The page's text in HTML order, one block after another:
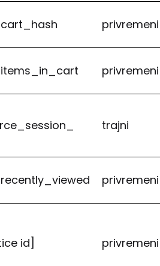
privremeni
privremeni
trajni
privremeni
id] privremeni